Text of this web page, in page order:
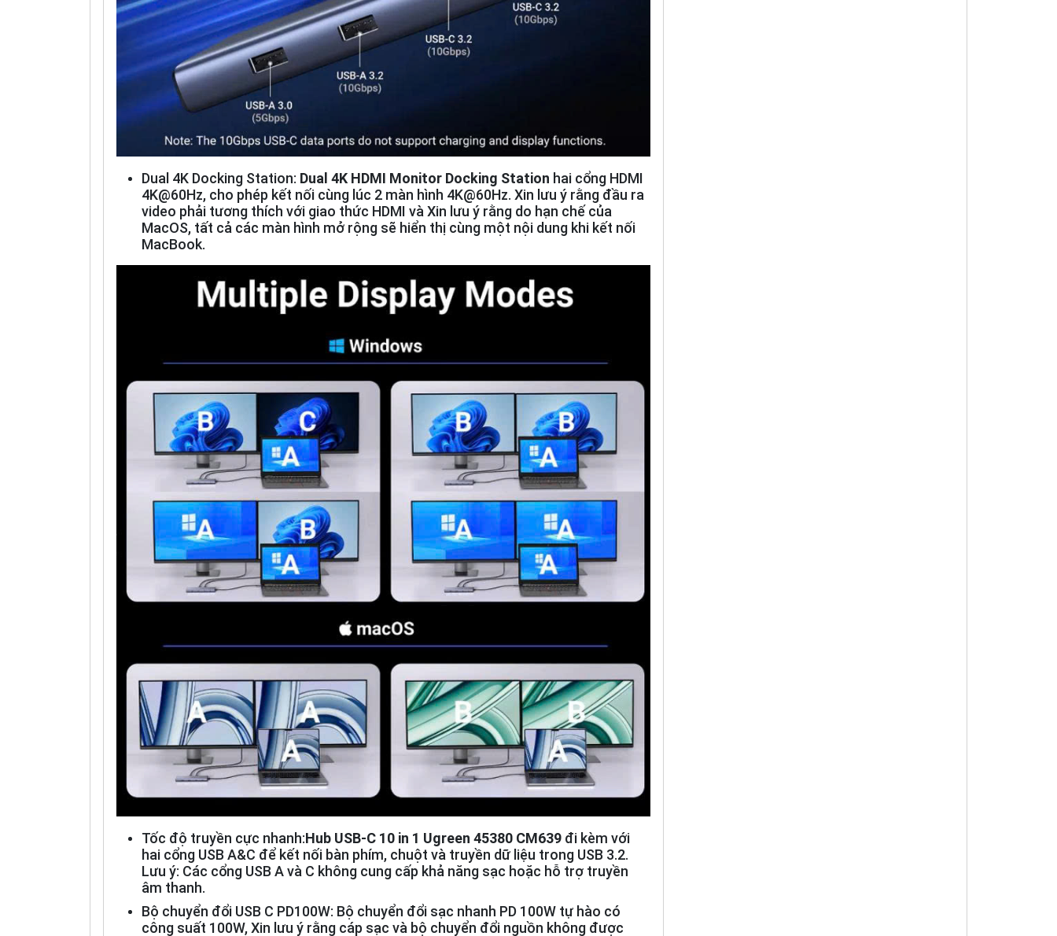
Dual 4K Docking Station: Dual 4K HDMI Monitor Docking Station hai cổng HDMI
4K@60Hz, cho phép kết nối cùng lúc 2 màn hình 4K@60Hz. Xin lưu ý rằng đầu ra
video phải tương thích với giao thức HDMI và Xin lưu ý rằng do hạn chế của
MacOS, tất cả các màn hình mở rộng sẽ hiển thị cùng một nội dung khi kết nối
MacBook.
Tốc độ truyền cực nhanh:Hub USB-C 10 in 1 Ugreen 45380 CM639 đi kèm với
hai cổng USB A&C để kết nối bàn phím, chuột và truyền dữ liệu trong USB 3.2.
Lưu ý: Các cổng USB A và C không cung cấp khả năng sạc hoặc hỗ trợ truyền
âm thanh.
Bộ chuyển đổi USB C PD100W: Bộ chuyển đổi sạc nhanh PD 100W tự hào có
công suất 100W, Xin lưu ý rằng cáp sạc và bộ chuyển đổi nguồn không được